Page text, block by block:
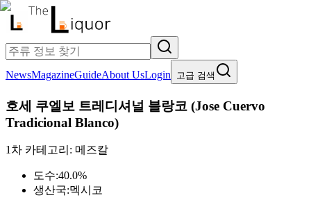
NewsMagazineGuideAbout UsLogin 고급 검색
호세 쿠엘보 트레디셔널 블랑코 (Jose Cuervo
Tradicional Blanco)
1차 카테고리: 메즈칼
도수:40.0%
생산국:멕시코